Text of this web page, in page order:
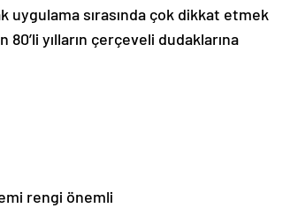
uygulama sırasında çok dikkat etmek
yılların çerçeveli dudaklarına
rengi önemli